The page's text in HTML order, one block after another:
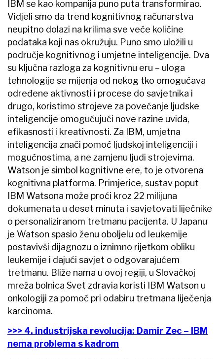
IBM se kao kompanija puno puta transformirao.
Vidjeli smo da trend kognitivnog računarstva
neupitno dolazi na krilima sve veće količine
podataka koji nas okružuju. Puno smo uložili u
područje kognitivnog i umjetne inteligencije. Dva
su ključna razloga za kognitivnu eru – uloga
tehnologije se mijenja od nekog tko omogućava
određene aktivnosti i procese do savjetnika i
drugo, koristimo strojeve za povećanje ljudske
inteligencije omogućujući nove razine uvida,
efikasnosti i kreativnosti. Za IBM, umjetna
inteligencija znači pomoć ljudskoj inteligenciji i
mogućnostima, a ne zamjenu ljudi strojevima.
Watson je simbol kognitivne ere, to je otvorena
kognitivna platforma. Primjerice, sustav poput
IBM Watsona može proći kroz 22 milijuna
dokumenata u deset minuta i savjetovati liječnike
o personaliziranom tretmanu pacijenta. U Japanu
je Watson spasio ženu oboljelu od leukemije
postavivši dijagnozu o iznimno rijetkom obliku
leukemije i dajući savjet o odgovarajućem
tretmanu. Bliže nama u ovoj regiji, u Slovačkoj
mreža bolnica Svet zdravia koristi IBM Watson u
onkologiji za pomoć pri odabiru tretmana liječenja
karcinoma.
>>> 4. industrijska revolucija: Damir Zec – IBM
nema problema s kadrom